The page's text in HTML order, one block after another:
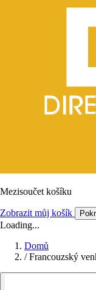
Mezisoučet košíku
Zobrazit můj košík
Loading...
Domů
/ Francouzský